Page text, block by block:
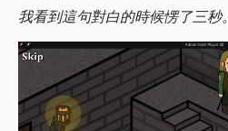
我看到這句對白的時候愣了三秒。